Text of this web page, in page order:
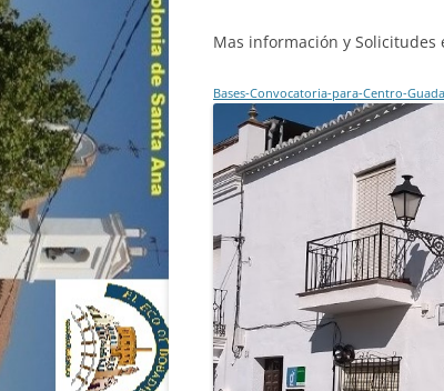
Mas información y Solicitudes
Bases-Convocatoria-para-Centro-